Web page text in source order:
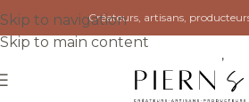
Skip to navigation
Skip to main content
Créateurs, artisans,